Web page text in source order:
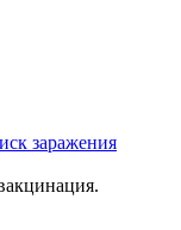
заражения